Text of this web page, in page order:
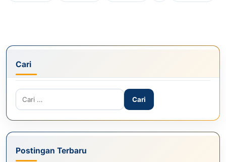
Cari
Cari untuk:
Postingan Terbaru